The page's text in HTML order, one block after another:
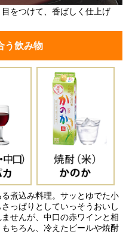
をつけて、香ばしく仕上げ
う飲み物
煮込み料理。サッとゆでた小
っぱりとしていっそうおいし
せんが、中口の赤ワインと相
ちろん、冷えたビールや焼酎